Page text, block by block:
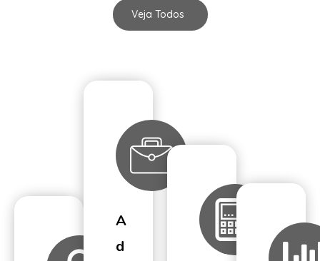
Veja Todos
A
D